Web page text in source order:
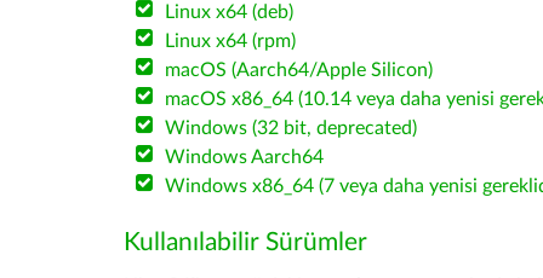
Linux x64 (deb)
Linux x64 (rpm)
macOS (Aarch64/Apple Silicon)
macOS x86_64 (10.14 veya daha yenisi
Windows (32 bit, deprecated)
Windows Aarch64
Windows x86_64 (7 veya daha yenisi
Kullanılabilir Sürümler